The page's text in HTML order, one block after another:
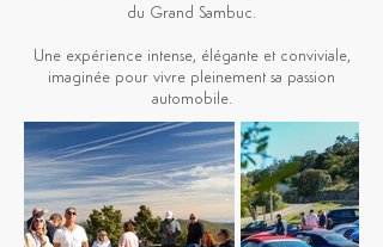
du Grand Sambuc.
Une expérience intense, élégante et conviviale,
imaginée pour vivre pleinement sa passion
automobile.